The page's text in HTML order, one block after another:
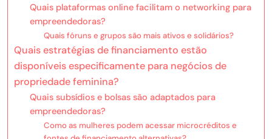
Quais plataformas online facilitam o networking para
empreendedoras?
Quais fóruns e grupos são mais ativos e solidários?
Quais estratégias de financiamento estão
disponíveis especificamente para negócios de
propriedade feminina?
Quais subsídios e bolsas são adaptados para
empreendedoras?
Como as mulheres podem acessar microcréditos e